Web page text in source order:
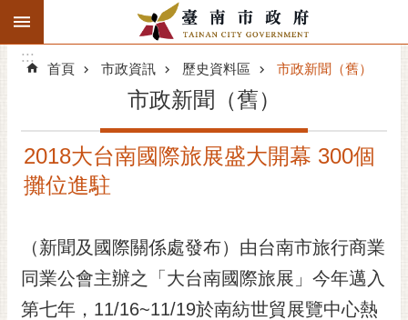
跳到主要內容區塊
搜
階
精彩府城
市府團隊
主題服務
:::
:::
首頁 市政資訊 歷史資料區 市政新聞（舊）
市政新聞（舊）
2018大台南國際旅展盛大開幕 300個
攤位進駐
（新聞及國際關係處發布）由台南市旅行商業
同業公會主辦之「大台南國際旅展」今年邁入
第七年，11/16~11/19於南紡世貿展覽中心熱